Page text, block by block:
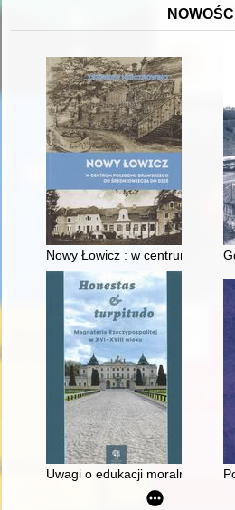
NOWOŚCI
Nowy Łowicz : w centrum
Uwagi o edukacji moralnej